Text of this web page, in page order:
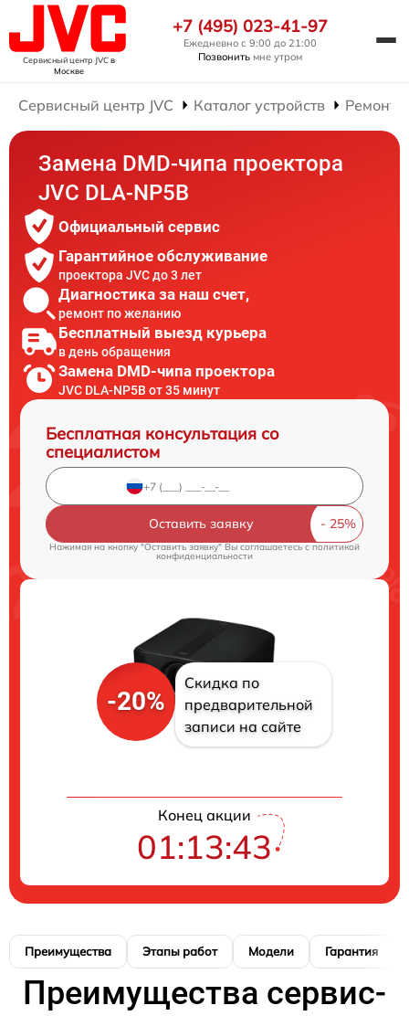
Сервисный центр JVCв
Москве
+7 (495) 023-41-97
Ежедневно с 9:00 до 21:00
Позвонить мне утром
Сервисный центр JVC Каталог устройств Ремонт
Замена DMD-чипа проектора
JVC DLA-NP5B
Официальный сервис
Гарантийное обслуживание
проектора JVC до 3 лет
Диагностика за наш счет,
ремонт по желанию
Бесплатный выезд курьера
в день обращения
Замена DMD-чипа проектора
JVC DLA-NP5B от 35 минут
Бесплатная консультация со
специалистом
Оставить заявку
Нажимая на кнопку "Оставить заявку" Вы соглашаетесь cполитикой
конфиденциальности
-20%
Скидка по
предварительной
записи на сайте
Конец акции
01:13:42
Преимущества Этапы работ Модели Гарантия
Преимущества сервис-